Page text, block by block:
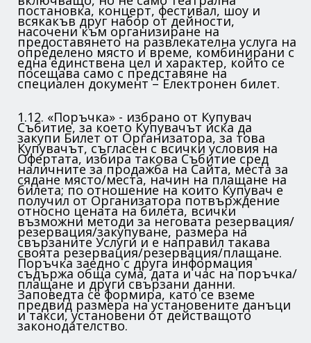
постановка, концерт, фестивал, шоу и
всякакъв друг набор от дейности,
насочени към организиране на
предоставянето на развлекателна услуга на
определено място и време, комбинирани с
една единствена цел и характер, който се
посещава само с представяне на
специален документ – Електронен билет.
1.12. «Поръчка» - избрано от Купувач
Събитие, за което Купувачът иска да
закупи Билет от Организатора, за това
Купувачът, съгласен с всички условия на
Офертата, избира такова Събитие сред
наличните за продажба на Сайта, места за
сядане място/места, начин на плащане на
билета; по отношение на които Купувач е
получил от Организатора потвърждение
относно цената на билета, всички
възможни методи за неговата резервация/
резервация/закупуване, размера на
свързаните Услуги и е направил такава
своята резервация/резервация/плащане.
Поръчка заедно с друга информация
съдържа обща сума, дата и час на поръчка/
плащане и други свързани данни.
Заповедта се формира, като се вземе
предвид размера на установените данъци
и такси, установени от действащото
законодателство.